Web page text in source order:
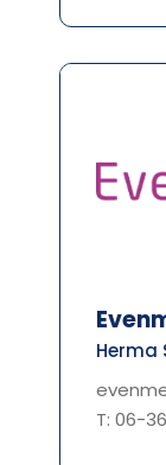
Herma
T: 06-